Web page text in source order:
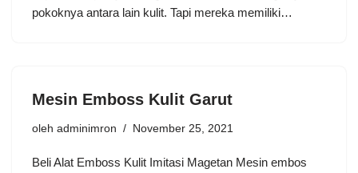
pokoknya antara lain kulit. Tapi mereka memiliki…
Mesin Emboss Kulit Garut
oleh adminimron November 25, 2021
Beli Alat Emboss Kulit Imitasi Magetan Mesin embos